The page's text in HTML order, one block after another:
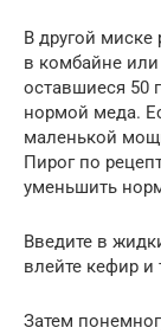
В другой миске
в комбайне
оставшиеся 50
нормой меда.
маленькой
Пирог по
уменьшить
Введите в
влейте кефир и
Затем